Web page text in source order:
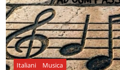
Italiani Musica